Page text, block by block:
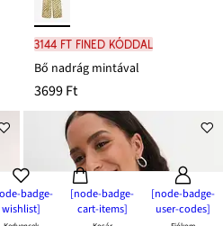
badge-
wishlist]
[node-badge-
cart-items]
[node-badge-
user-codes]
3144 Ft FINED kóddal
Bő nadrág mintával
3699 Ft